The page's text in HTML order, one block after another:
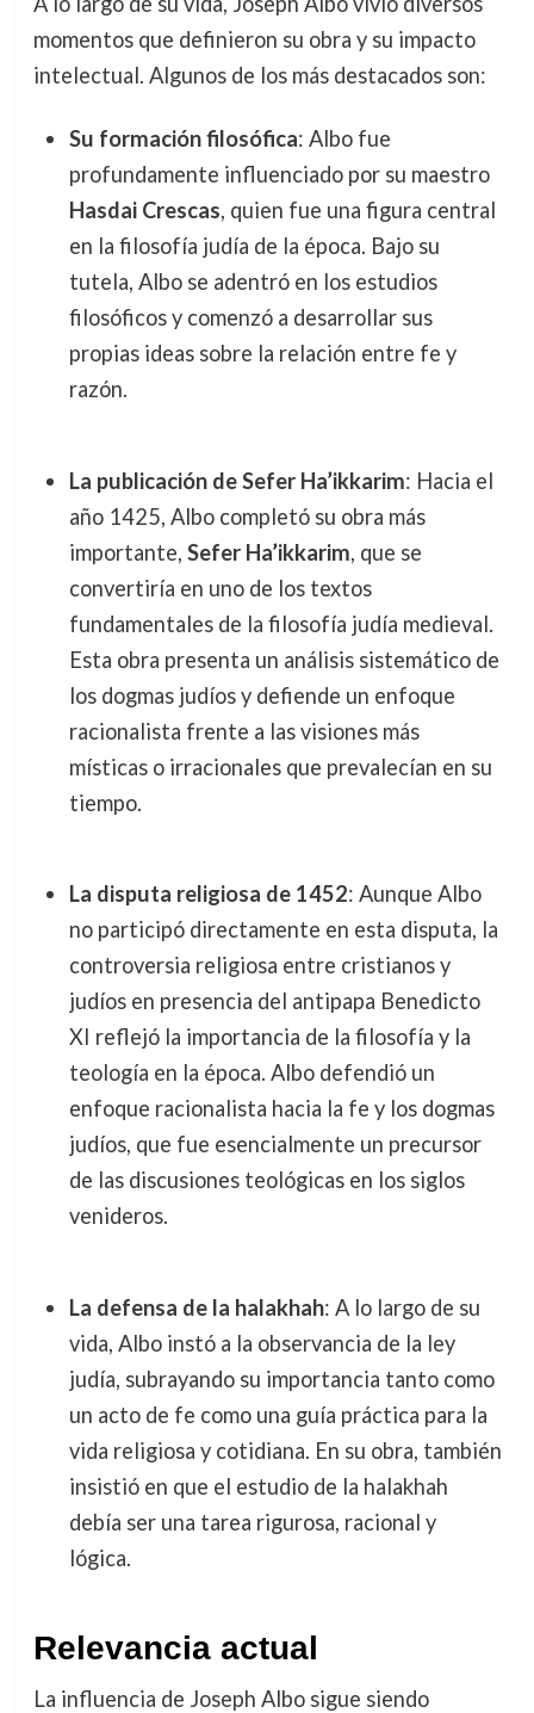
momentos que definieron su obra y su impacto
intelectual. Algunos de los más destacados son:
Su formación filosófica: Albo fue
profundamente influenciado por su maestro
Hasdai Crescas, quien fue una figura central
en la filosofía judía de la época. Bajo su
tutela, Albo se adentró en los estudios
filosóficos y comenzó a desarrollar sus
propias ideas sobre la relación entre fe y
razón.
La publicación de Sefer Ha’ikkarim: Hacia el
año 1425, Albo completó su obra más
importante, Sefer Ha’ikkarim, que se
convertiría en uno de los textos
fundamentales de la filosofía judía medieval.
Esta obra presenta un análisis sistemático de
los dogmas judíos y defiende un enfoque
racionalista frente a las visiones más
místicas o irracionales que prevalecían en su
tiempo.
La disputa religiosa de 1452: Aunque Albo
no participó directamente en esta disputa, la
controversia religiosa entre cristianos y
judíos en presencia del antipapa Benedicto
XI reflejó la importancia de la filosofía y la
teología en la época. Albo defendió un
enfoque racionalista hacia la fe y los dogmas
judíos, que fue esencialmente un precursor
de las discusiones teológicas en los siglos
venideros.
La defensa de la halakhah: A lo largo de su
vida, Albo instó a la observancia de la ley
judía, subrayando su importancia tanto como
un acto de fe como una guía práctica para la
vida religiosa y cotidiana. En su obra, también
insistió en que el estudio de la halakhah
debía ser una tarea rigurosa, racional y
lógica.
Relevancia actual
La influencia de Joseph Albo sigue siendo